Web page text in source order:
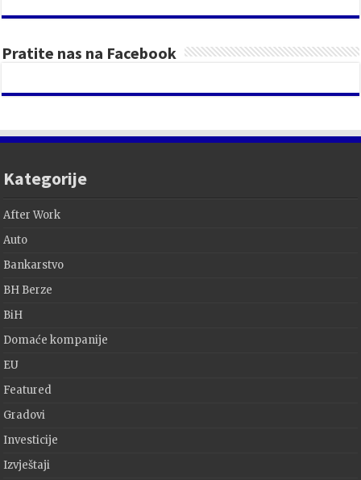
Pratite nas na Facebook
Kategorije
After Work
Auto
Bankarstvo
BH Berze
BiH
Domaće kompanije
EU
Featured
Gradovi
Investicije
Izvještaji